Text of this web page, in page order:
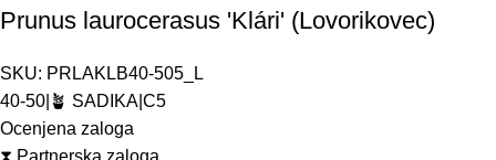
Prunus laurocerasus 'Klári' (Lovorikovec)
SKU: PRLAKLB40-505_L
40-50|🪴 SADIKA|C5
Ocenjena zaloga
⧗ Partnerska zaloga